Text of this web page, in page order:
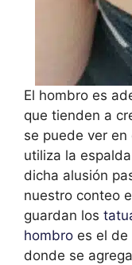
El hombro es
que tienden a
se puede ver
utiliza la
dicha alusión
nuestro conteo
guardan los
hombro es el de
donde se